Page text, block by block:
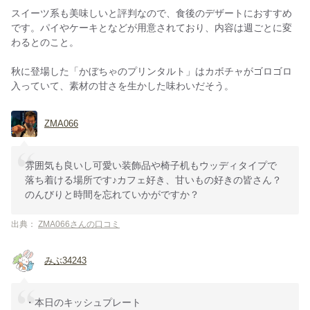
スイーツ系も美味しいと評判なので、食後のデザートにおすすめ
です。パイやケーキとなどが用意されており、内容は週ごとに変
わるとのこと。
秋に登場した「かぼちゃのプリンタルト」はカボチャがゴロゴロ
入っていて、素材の甘さを生かした味わいだそう。
ZMA066
雰囲気も良いし可愛い装飾品や椅子机もウッディタイプで
落ち着ける場所です♪カフェ好き、甘いもの好きの皆さん？
のんびりと時間を忘れていかがですか？
出典： ZMA066さんの口コミ
みぶ34243
・本日のキッシュプレート